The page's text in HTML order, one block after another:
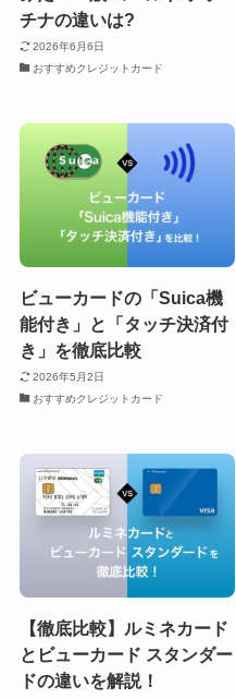
チナの違いは?
2026年6月6日
おすすめクレジットカード
ビューカードの「Suica機
能付き」と「タッチ決済付
き」を徹底比較
2026年5月2日
おすすめクレジットカード
【徹底比較】ルミネカード
とビューカード スタンダー
ドの違いを解説！